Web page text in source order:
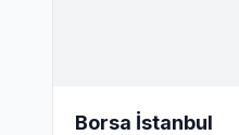
Borsa İstanbul